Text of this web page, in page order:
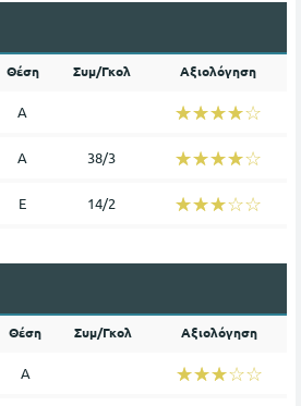
Θέση Συμ/Γκολ Αξιολόγηση
Α ☆☆☆☆☆
★★★★★
Α 38/3 ☆☆☆☆☆
★★★★★
Ε 14/2 ☆☆☆☆☆
★★★★★
Θέση Συμ/Γκολ Αξιολόγηση
Α ☆☆☆☆☆
★★★★★